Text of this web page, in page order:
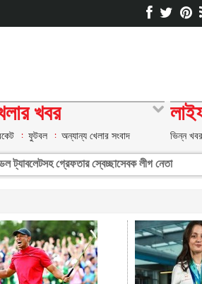
খবর
ফুটবল অন্যান্য খেলার সংবাদ ভিন্ন খবর
ট্যাবলেটসহ গ্রেফতার স্বেচ্ছাসেবক লীগ নেতা